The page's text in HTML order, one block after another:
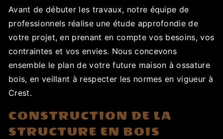
Avant de débuter les travaux, notre équipe de
professionnels réalise une étude approfondie de
votre projet, en prenant en compte vos besoins, vos
contraintes et vos envies. Nous concevons
ensemble le plan de votre future maison à ossature
bois, en veillant à respecter les normes en vigueur à
Crest.
CONSTRUCTION DE LA
STRUCTURE EN BOIS